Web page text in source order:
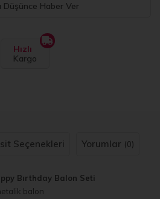
Düşünce Haber Ver
Hızlı
Kargo
Seçenekleri Yorumlar (0)
Bırthday Balon Seti
balon